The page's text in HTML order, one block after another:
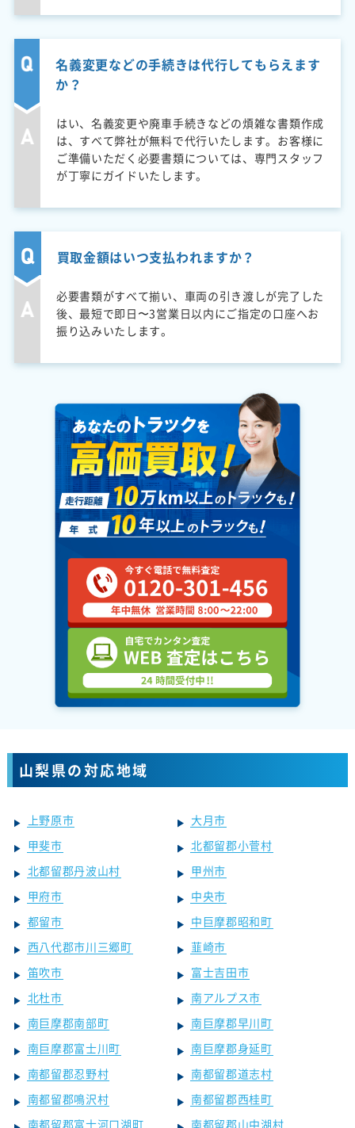
名義変更などの手続きは代行してもらえます
か？
はい、名義変更や廃車手続きなどの煩雑な書類作成
は、すべて弊社が無料で代行いたします。お客様に
ご準備いただく必要書類については、専門スタッフ
が丁寧にガイドいたします。
買取金額はいつ支払われますか？
必要書類がすべて揃い、車両の引き渡しが完了した
後、最短で即日〜3営業日以内にご指定の口座へお
振り込みいたします。
山梨県の対応地域
上野原市
大月市
甲斐市
北都留郡小菅村
北都留郡丹波山村
甲州市
甲府市
中央市
都留市
中巨摩郡昭和町
西八代郡市川三郷町
韮崎市
笛吹市
富士吉田市
北杜市
南アルプス市
南巨摩郡南部町
南巨摩郡早川町
南巨摩郡富士川町
南巨摩郡身延町
南都留郡忍野村
南都留郡道志村
南都留郡鳴沢村
南都留郡西桂町
南都留郡富士河口湖町
南都留郡山中湖村